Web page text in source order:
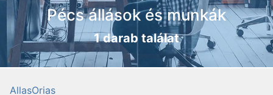
Pécs állások és munkák
1 darab találat
AllasOrias